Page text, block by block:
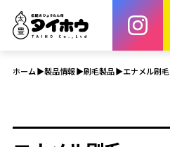
ホーム 製品情報 刷毛製品 エナメル刷毛